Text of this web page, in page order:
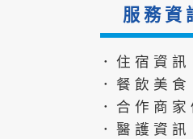
服務資
．住宿資訊
．餐飲美食
．合作商家
．醫護資訊